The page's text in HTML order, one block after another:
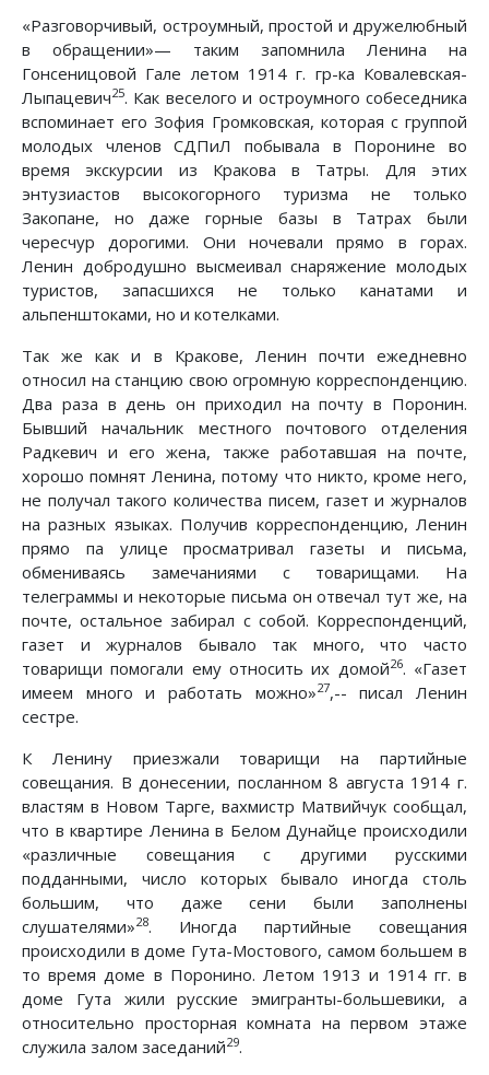
«Разговорчивый, остроумный, простой и дружелюбный
в обращении»— таким запомнила Ленина на
Гонсеницовой Гале летом 1914 г. гр-ка Ковалевская-
Лыпацевич25. Как веселого и остроумного собеседника
вспоминает его Зофия Громковская, которая с группой
молодых членов СДПиЛ побывала в Поронине во
время экскурсии из Кракова в Татры. Для этих
энтузиастов высокогорного туризма не только
Закопане, но даже горные базы в Татрах были
чересчур дорогими. Они ночевали прямо в горах.
Ленин добродушно высмеивал снаряжение молодых
туристов, запасшихся не только канатами и
альпенштоками, но и котелками.
Так же как и в Кракове, Ленин почти ежедневно
относил на станцию свою огромную корреспонденцию.
Два раза в день он приходил на почту в Поронин.
Бывший начальник местного почтового отделения
Радкевич и его жена, также работавшая на почте,
хорошо помнят Ленина, потому что никто, кроме него,
не получал такого количества писем, газет и журналов
на разных языках. Получив корреспонденцию, Ленин
прямо па улице просматривал газеты и письма,
обмениваясь замечаниями с товарищами. На
телеграммы и некоторые письма он отвечал тут же, на
почте, остальное забирал с собой. Корреспонденций,
газет и журналов бывало так много, что часто
товарищи помогали ему относить их домой26. «Газет
имеем много и работать можно»27,-- писал Ленин
сестре.
К Ленину приезжали товарищи на партийные
совещания. В донесении, посланном 8 августа 1914 г.
властям в Новом Тарге, вахмистр Матвийчук сообщал,
что в квартире Ленина в Белом Дунайце происходили
«различные совещания с другими русскими
подданными, число которых бывало иногда столь
большим, что даже сени были заполнены
слушателями»28. Иногда партийные совещания
происходили в доме Гута-Мостового, самом большем в
то время доме в Поронино. Летом 1913 и 1914 гг. в
доме Гута жили русские эмигранты-большевики, а
относительно просторная комната на первом этаже
служила залом заседаний29.